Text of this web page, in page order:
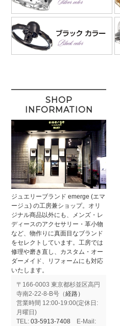
SHOP
INFORMATION
ジュエリーブランド emerge (エマ
ージュ) の工房兼ショップ。オリ
ジナル商品以外にも、メンズ・レ
ディースのアクセサリー・革小物
など、物作りに真面目なブランド
をセレクトしています。工房では
修理や磨き直し、カスタム・オー
ダーメイド、リフォームにも対応
いたします。
〒166-0003 東京都杉並区高円
寺南2-22-8-B号（経路）
営業時間 12:00-19:00(定休日:
月曜日)
TEL:03-5913-7408 E-Mail: